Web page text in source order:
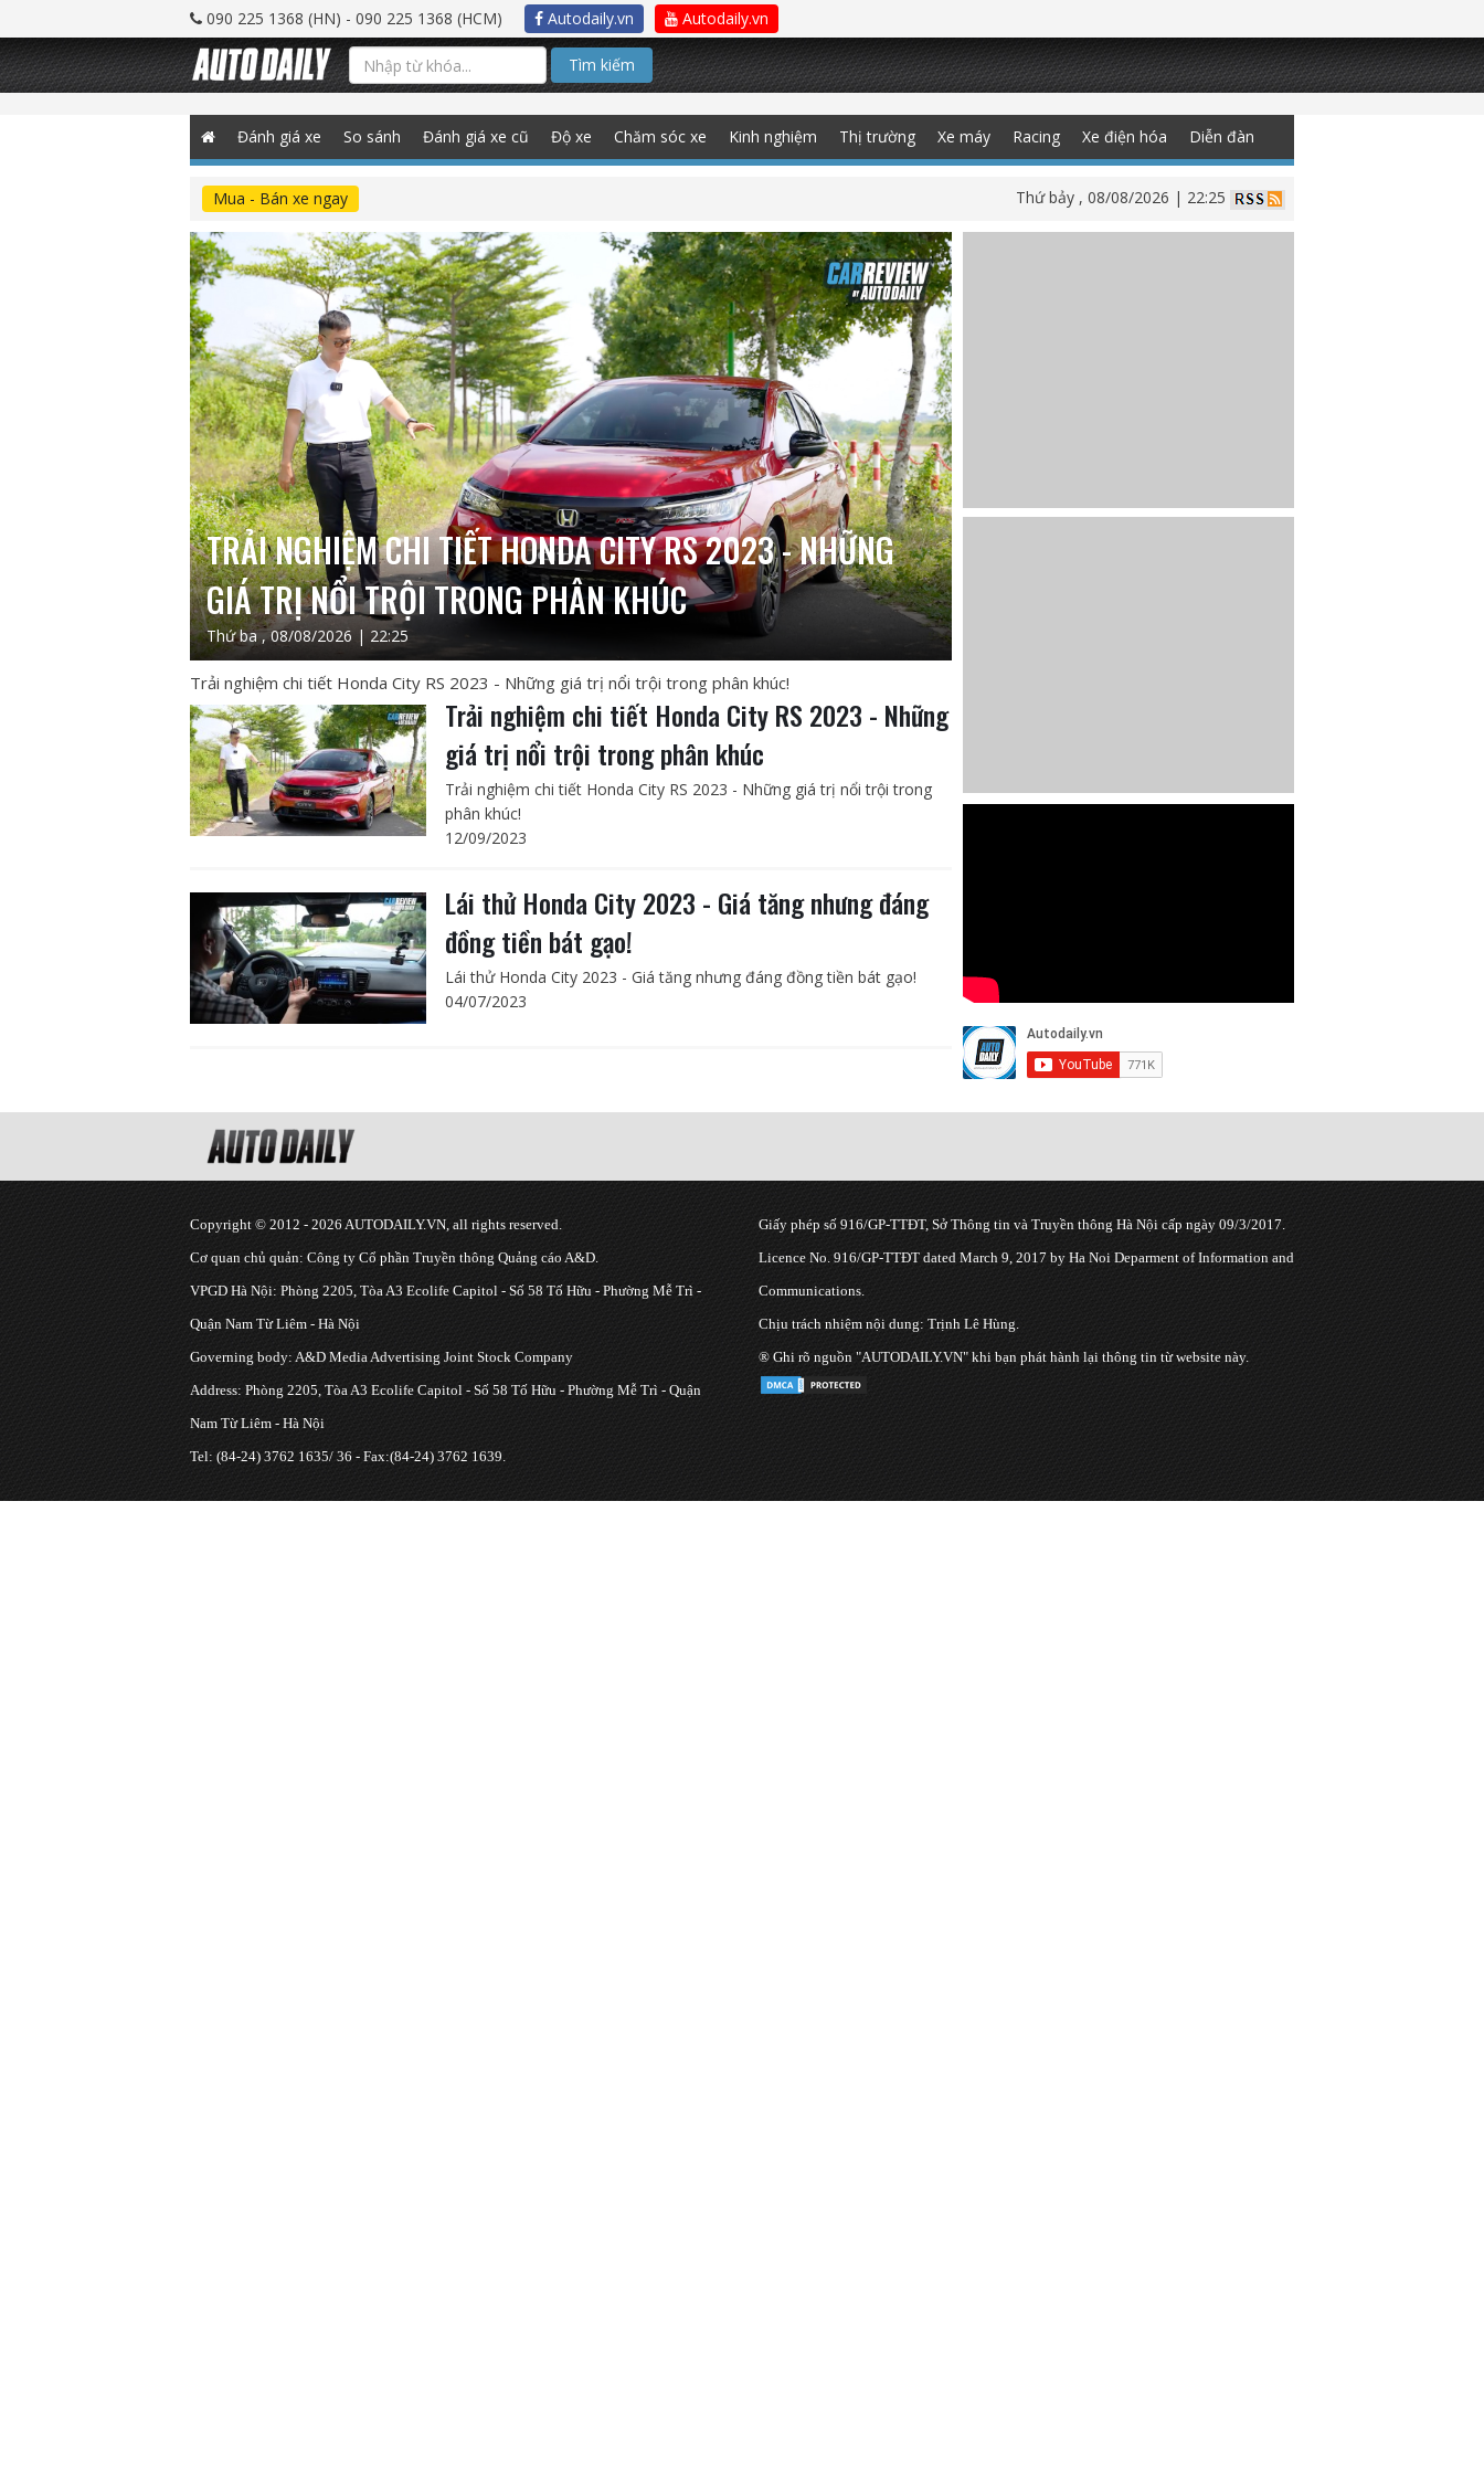
090 225 1368 (HN) - 090 225 1368 (HCM) Autodaily.vn Autodaily.vn
Tìm kiếm
Đánh giá xe So sánh Đánh giá xe cũ Độ xe Chăm sóc xe Kinh nghiệm Thị trường Xe máy Racing Xe điện hóa Diễn đàn
Mua - Bán xe ngay Thứ bảy , 08/08/2026 | 22:25
TRẢI NGHIỆM CHI TIẾT HONDA CITY RS 2023 - NHỮNG
GIÁ TRỊ NỔI TRỘI TRONG PHÂN KHÚC
Thứ ba , 08/08/2026 | 22:25
Trải nghiệm chi tiết Honda City RS 2023 - Những giá trị nổi trội trong phân khúc!
Trải nghiệm chi tiết Honda City RS 2023 - Những
giá trị nổi trội trong phân khúc
Trải nghiệm chi tiết Honda City RS 2023 - Những giá trị nổi trội trong
phân khúc!
12/09/2023
Lái thử Honda City 2023 - Giá tăng nhưng đáng
đồng tiền bát gạo!
Lái thử Honda City 2023 - Giá tăng nhưng đáng đồng tiền bát gạo!
04/07/2023
Copyright © 2012 - 2026 AUTODAILY.VN, all rights reserved.
Cơ quan chủ quản: Công ty Cổ phần Truyền thông Quảng cáo A&D.
VPGD Hà Nội: Phòng 2205, Tòa A3 Ecolife Capitol - Số 58 Tố Hữu - Phường Mễ Trì -
Quận Nam Từ Liêm - Hà Nội
Governing body: A&D Media Advertising Joint Stock Company
Address: Phòng 2205, Tòa A3 Ecolife Capitol - Số 58 Tố Hữu - Phường Mễ Trì - Quận
Nam Từ Liêm - Hà Nội
Tel: (84-24) 3762 1635/ 36 - Fax:(84-24) 3762 1639.
Giấy phép số 916/GP-TTĐT, Sở Thông tin và Truyền thông Hà Nội cấp ngày 09/3/2017.
Licence No. 916/GP-TTĐT dated March 9, 2017 by Ha Noi Deparment of Information and
Communications.
Chịu trách nhiệm nội dung: Trịnh Lê Hùng.
® Ghi rõ nguồn "AUTODAILY.VN" khi bạn phát hành lại thông tin từ website này.